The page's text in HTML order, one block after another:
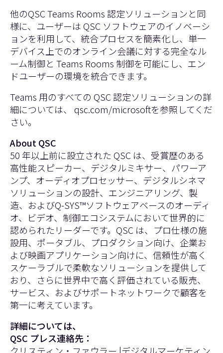
他のQSC Teams Rooms 認定ソリューションと同
様に、ユーザーは QSC ソフトウェアのイノベーシ
ョンを利用して、統合プロセスを簡素化し、単一
デバイス上でのオンライン会議に対する完全なル
ーム制御と Teams Rooms 制御を可能にし、エン
ドユーザーの環境を統合できます。
Teams 用のすべての QSC 認定ソリューションの詳
細については、 qsc.com/microsoftを参照してくだ
さい。
About QSC
50 年以上前に設立された QSC は、受賞歴のある
高性能スピーカー、デジタルミキサー、パワーア
ンプ、オーディオプロセッサー、デジタルシネマ
ソリューションの設計、エンジニアリング、製
造、およびQ-SYS™ソフトウェアベースのオーディ
オ、ビデオ、制御エコシステムにおいて世界的に
認められたリーダーです。QSC は、プロ仕様の施
設用、ポータブル、プロダクション向け、企業お
よび映画アプリケーション向けに、信頼性が高く
スケーラブルで柔軟なソリューションを提供して
おり、さらに世界中で高く評価されている販売、
サービス、およびサポートネットワークで顧客を
第一に考えています。
詳細については、
QSC プレス連絡先：